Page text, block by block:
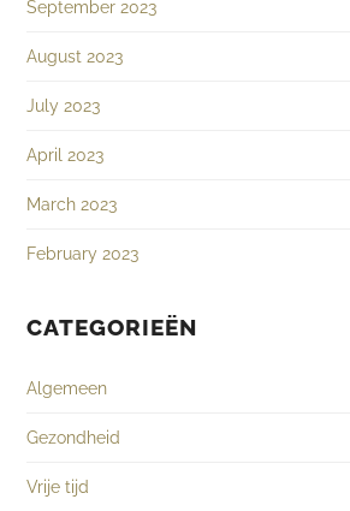
September 2023
August 2023
July 2023
April 2023
March 2023
February 2023
CATEGORIEËN
Algemeen
Gezondheid
Vrije tijd